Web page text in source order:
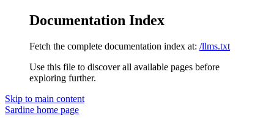
Documentation Index
Fetch the complete documentation index at: /llms.txt
Use this file to discover all available pages before
exploring further.
Skip to main content
Sardine home page